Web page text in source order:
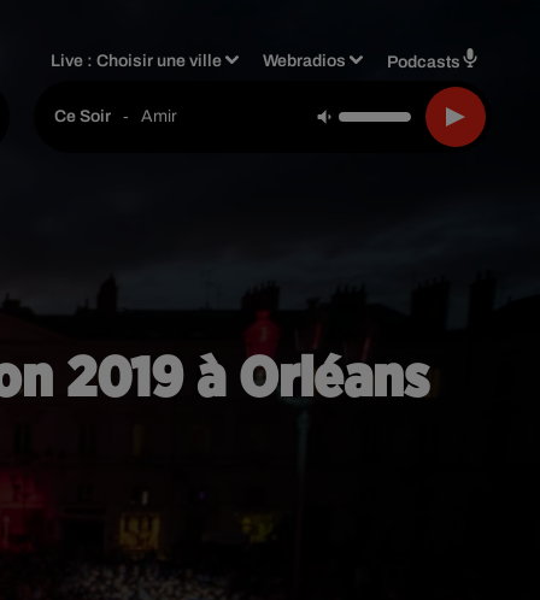
Live :Choisir une ville Webradios Podcasts
Ce Soir - Amir
2019 à Orléans